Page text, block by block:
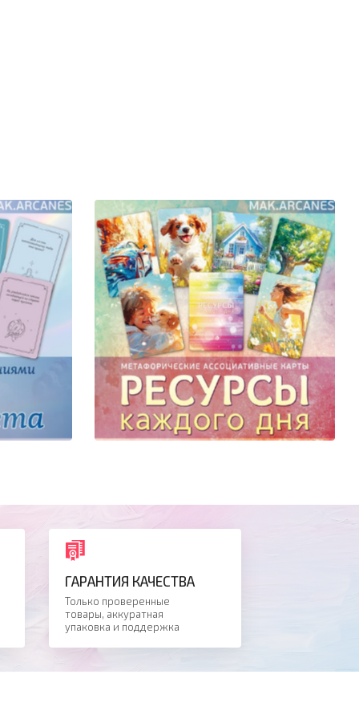
ГАРАНТИЯ КАЧЕСТВА
Только проверенные
товары, аккуратная
упаковка и поддержка